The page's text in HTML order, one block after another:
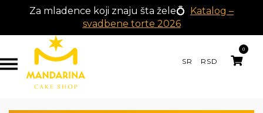
Za mladence koji znaju šta žele💍 Katalog –
svadbene torte 2026
SR RSD
0